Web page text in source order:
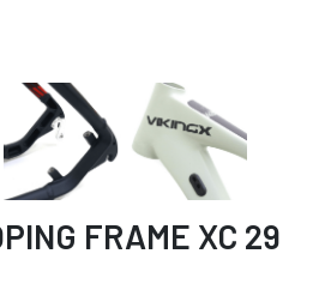
FRAME XC 29